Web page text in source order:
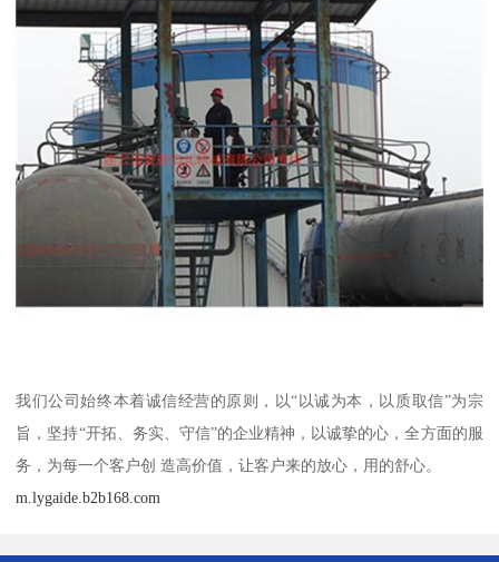
我们公司始终本着诚信经营的原则，以“以诚为本，以质取信”为宗
旨，坚持“开拓、务实、守信”的企业精神，以诚挚的心，全方面的服
务，为每一个客户创 造高价值，让客户来的放心，用的舒心。
m.lygaide.b2b168.com